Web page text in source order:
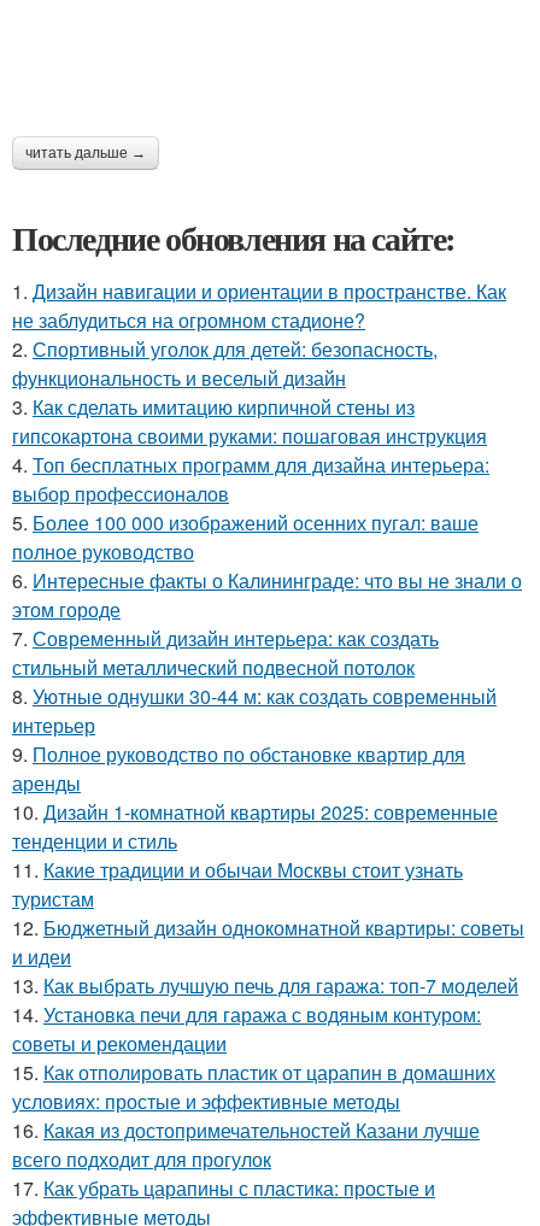
читать дальше →
Последние обновления на сайте:
1. Дизайн навигации и ориентации в пространстве. Как
не заблудиться на огромном стадионе?
2. Спортивный уголок для детей: безопасность,
функциональность и веселый дизайн
3. Как сделать имитацию кирпичной стены из
гипсокартона своими руками: пошаговая инструкция
4. Топ бесплатных программ для дизайна интерьера:
выбор профессионалов
5. Более 100 000 изображений осенних пугал: ваше
полное руководство
6. Интересные факты о Калининграде: что вы не знали о
этом городе
7. Современный дизайн интерьера: как создать
стильный металлический подвесной потолок
8. Уютные однушки 30-44 м: как создать современный
интерьер
9. Полное руководство по обстановке квартир для
аренды
10. Дизайн 1-комнатной квартиры 2025: современные
тенденции и стиль
11. Какие традиции и обычаи Москвы стоит узнать
туристам
12. Бюджетный дизайн однокомнатной квартиры: советы
и идеи
13. Как выбрать лучшую печь для гаража: топ-7 моделей
14. Установка печи для гаража с водяным контуром:
советы и рекомендации
15. Как отполировать пластик от царапин в домашних
условиях: простые и эффективные методы
16. Какая из достопримечательностей Казани лучше
всего подходит для прогулок
17. Как убрать царапины с пластика: простые и
эффективные методы